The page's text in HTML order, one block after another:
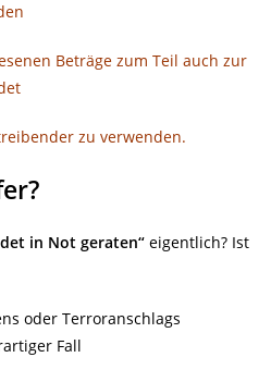
Beträge zum Teil auch zur
zu verwenden.
in Not geraten“ eigentlich? Ist
oder Terroranschlags
Fall